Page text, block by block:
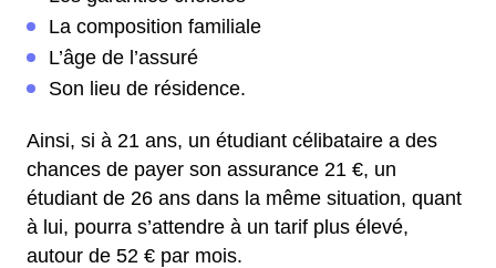
La composition familiale
L’âge de l’assuré
Son lieu de résidence.
Ainsi, si à 21 ans, un étudiant célibataire a des
chances de payer son assurance 21 €, un
étudiant de 26 ans dans la même situation, quant
à lui, pourra s’attendre à un tarif plus élevé,
autour de 52 € par mois.